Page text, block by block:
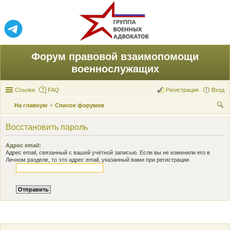
Форум правовой взаимопомощи
военнослужащих
Ссылки FAQ Вход
Регистрация
На главную
Список форумов
ои
Восстановить пароль
Адрес email:
Адрес email, связанный с вашей учётной записью. Если вы не изменили его в
Личном разделе, то это адрес email, указанный вами при регистрации.